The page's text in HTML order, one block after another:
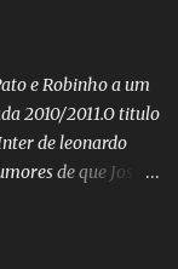
e Robinho a um
2010/2011.O titulo
de leonardo
de que Jos